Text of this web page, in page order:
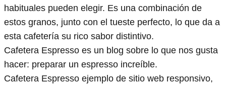
habituales pueden elegir. Es una combinación de
estos granos, junto con el tueste perfecto, lo que da a
esta cafetería su rico sabor distintivo.
Cafetera Espresso es un blog sobre lo que nos gusta
hacer: preparar un espresso increíble.
Cafetera Espresso ejemplo de sitio web responsivo,